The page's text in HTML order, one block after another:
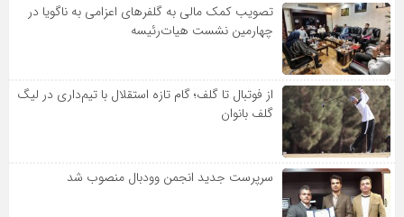
تصویب کمک مالی به گلفرهای اعزامی به ناگویا در
چهارمین نشست هیات‌رئیسه
از فوتبال تا گلف؛ گام تازه استقلال با تیم‌داری در لیگ
گلف بانوان
سرپرست جدید انجمن وودبال منصوب شد